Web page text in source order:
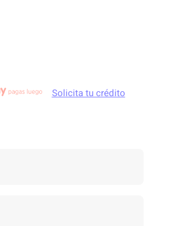
Solicita tu crédito